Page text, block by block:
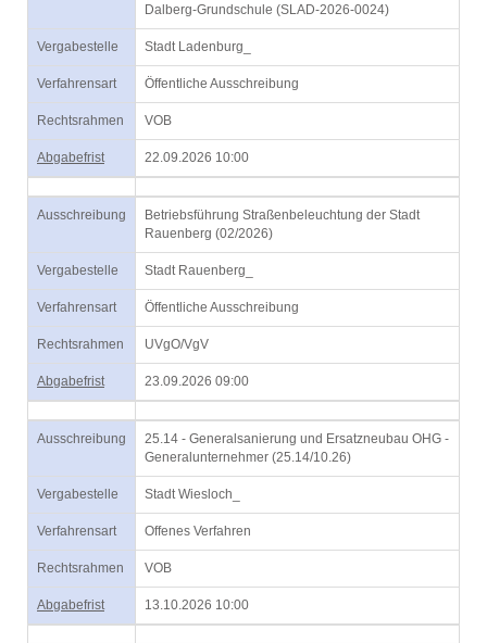
Dalberg-Grundschule (SLAD-2026-0024)
Vergabestelle Stadt Ladenburg_
Verfahrensart Öffentliche Ausschreibung
Rechtsrahmen VOB
Abgabefrist 22.09.2026 10:00
Ausschreibung
Betriebsführung Straßenbeleuchtung der Stadt
Rauenberg (02/2026)
Vergabestelle Stadt Rauenberg_
Verfahrensart Öffentliche Ausschreibung
Rechtsrahmen UVgO/VgV
Abgabefrist 23.09.2026 09:00
Ausschreibung
25.14 - Generalsanierung und Ersatzneubau OHG -
Generalunternehmer (25.14/10.26)
Vergabestelle Stadt Wiesloch_
Verfahrensart Offenes Verfahren
Rechtsrahmen VOB
Abgabefrist 13.10.2026 10:00